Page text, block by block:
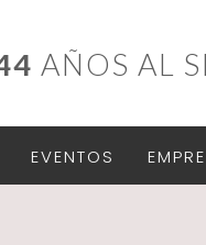
AÑOS AL
EVENTOS